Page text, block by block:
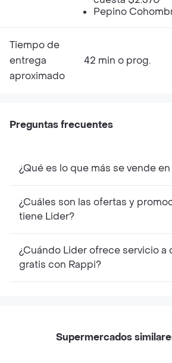
Pepino
Tiempo de
entrega
aproximado
42 min o prog.
Preguntas frecuentes
¿Qué es lo que más se vende
¿Cuáles son las ofertas y
tiene Lider?
¿Cuándo Lider ofrece servicio a
gratis con Rappi?
Supermercados